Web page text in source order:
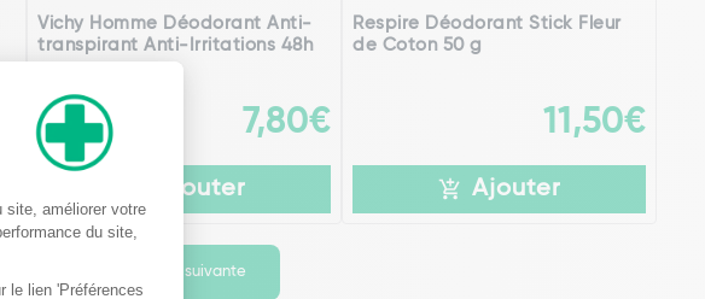
Vichy Homme Déodorant Anti-
transpirant Anti-Irritations 48h
...
7,80€
Ajouter
Respire Déodorant Stick Fleur
de Coton 50 g
11,50€
Ajouter
Page suivante